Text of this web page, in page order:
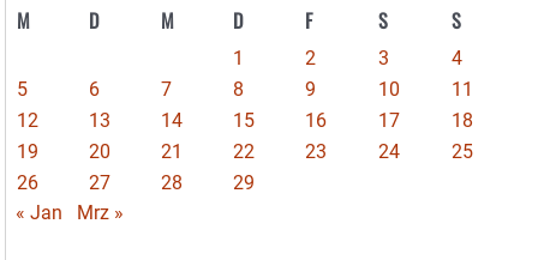
M D M D F S S
1 2 3
4
5
6 7 8 9 10
11
12
13 14 15 16 17
18
19
20 21 22 23 24
25
26
27 28
29
« Jan
Mrz »